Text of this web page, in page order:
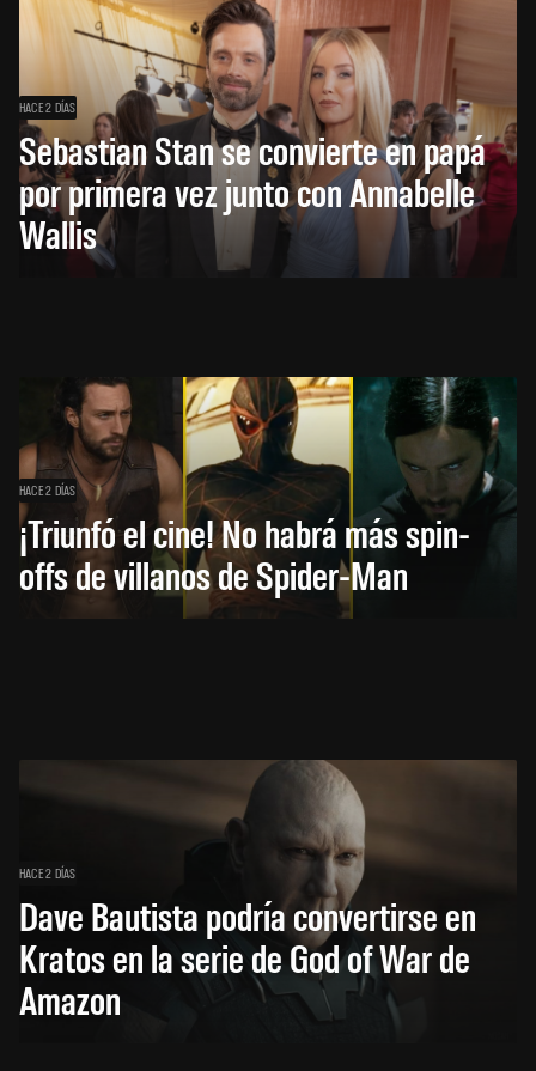
HACE 2 DÍAS
Sebastian Stan se convierte en papá
por primera vez junto con Annabelle
Wallis
HACE 2 DÍAS
¡Triunfó el cine! No habrá más spin-
offs de villanos de Spider-Man
HACE 2 DÍAS
Dave Bautista podría convertirse en
Kratos en la serie de God of War de
Amazon